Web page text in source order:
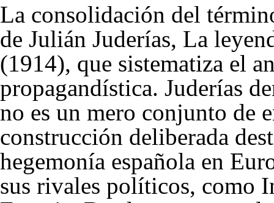
La consolidación del
de Julián Juderías, La
(1914), que sistematiza el
propagandística. Juderías
no es un mero conjunto de
construcción deliberada
hegemonía española en
sus rivales políticos, como